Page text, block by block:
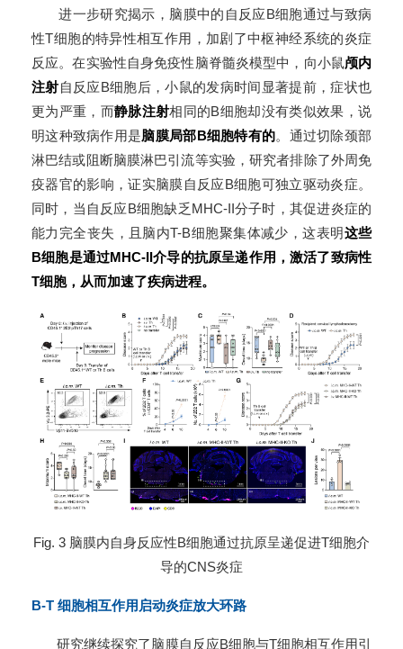
进一步研究揭示，脑膜中的自反应B细胞通过与致病
性T细胞的特异性相互作用，加剧了中枢神经系统的炎症
反应。在实验性自身免疫性脑脊髓炎模型中，向小鼠颅内
注射自反应B细胞后，小鼠的发病时间显著提前，症状也
更为严重，而静脉注射相同的B细胞却没有类似效果，说
明这种致病作用是脑膜局部B细胞特有的。通过切除颈部
淋巴结或阻断脑膜淋巴引流等实验，研究者排除了外周免
疫器官的影响，证实脑膜自反应B细胞可独立驱动炎症。
同时，当自反应B细胞缺乏MHC-II分子时，其促进炎症的
能力完全丧失，且脑内T-B细胞聚集体减少，这表明这些
B细胞是通过MHC-II介导的抗原呈递作用，激活了致病性
T细胞，从而加速了疾病进程。
Fig. 3 脑膜内自身反应性B细胞通过抗原呈递促进T细胞介
导的CNS炎症
B-T 细胞相互作用启动炎症放大环路
研究继续探究了脑膜自反应B细胞与T细胞相互作用引